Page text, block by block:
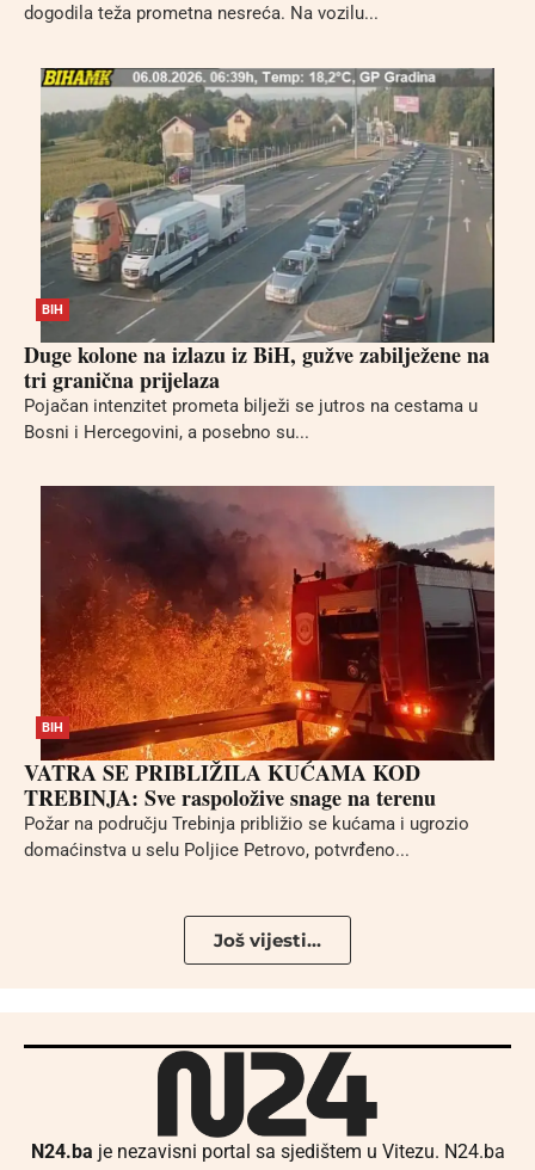
dogodila teža prometna nesreća. Na vozilu...
BIH
Duge kolone na izlazu iz BiH, gužve zabilježene na
tri granična prijelaza
Pojačan intenzitet prometa bilježi se jutros na cestama u
Bosni i Hercegovini, a posebno su...
BIH
VATRA SE PRIBLIŽILA KUĆAMA KOD
TREBINJA: Sve raspoložive snage na terenu
Požar na području Trebinja približio se kućama i ugrozio
domaćinstva u selu Poljice Petrovo, potvrđeno...
Još vijesti...
N24.ba je nezavisni portal sa sjedištem u Vitezu. N24.ba